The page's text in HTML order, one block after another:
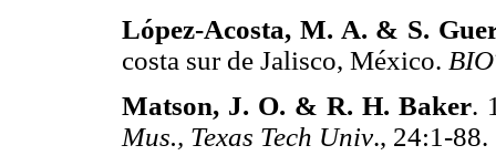
López-Acosta, M. A. & S.
costa sur de Jalisco, México.
Matson, J. O. & R. H. Baker.
Mus., Texas Tech Univ.,